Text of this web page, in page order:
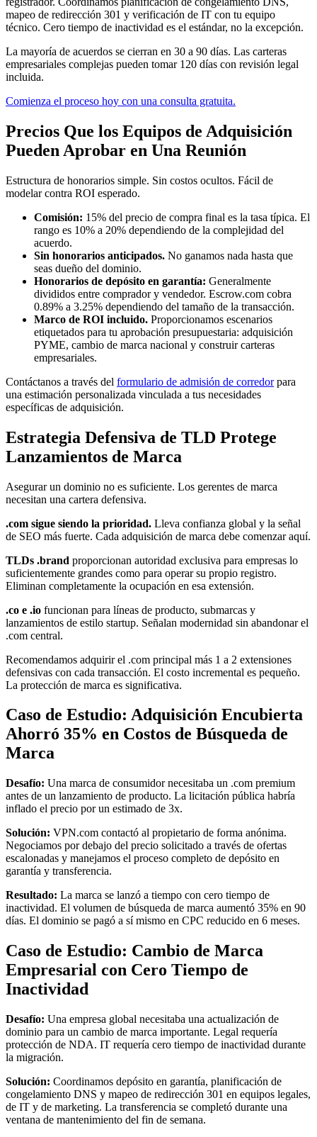
mapeo de redirección 301 y verificación de IT con tu equipo
técnico. Cero tiempo de inactividad es el estándar, no la excepción.
La mayoría de acuerdos se cierran en 30 a 90 días. Las carteras
empresariales complejas pueden tomar 120 días con revisión legal
incluida.
Comienza el proceso hoy con una consulta gratuita.
Precios Que los Equipos de Adquisición
Pueden Aprobar en Una Reunión
Estructura de honorarios simple. Sin costos ocultos. Fácil de
modelar contra ROI esperado.
Comisión: 15% del precio de compra final es la tasa típica. El
rango es 10% a 20% dependiendo de la complejidad del
acuerdo.
Sin honorarios anticipados. No ganamos nada hasta que
seas dueño del dominio.
Honorarios de depósito en garantía: Generalmente
divididos entre comprador y vendedor. Escrow.com cobra
0.89% a 3.25% dependiendo del tamaño de la transacción.
Marco de ROI incluido. Proporcionamos escenarios
etiquetados para tu aprobación presupuestaria: adquisición
PYME, cambio de marca nacional y construir carteras
empresariales.
Contáctanos a través del formulario de admisión de corredorpara
una estimación personalizada vinculada a tus necesidades
específicas de adquisición.
Estrategia Defensiva de TLD Protege
Lanzamientos de Marca
Asegurar un dominio no es suficiente. Los gerentes de marca
necesitan una cartera defensiva.
.com sigue siendo la prioridad. Lleva confianza global y la señal
de SEO más fuerte. Cada adquisición de marca debe comenzar aquí.
TLDs .brand proporcionan autoridad exclusiva para empresas lo
suficientemente grandes como para operar su propio registro.
Eliminan completamente la ocupación en esa extensión.
.co e .io funcionan para líneas de producto, submarcas y
lanzamientos de estilo startup. Señalan modernidad sin abandonar el
.com central.
Recomendamos adquirir el .com principal más 1 a 2 extensiones
defensivas con cada transacción. El costo incremental es pequeño.
La protección de marca es significativa.
Caso de Estudio: Adquisición Encubierta
Ahorró 35% en Costos de Búsqueda de
Marca
Desafío: Una marca de consumidor necesitaba un .com premium
antes de un lanzamiento de producto. La licitación pública habría
inflado el precio por un estimado de 3x.
Solución: VPN.com contactó al propietario de forma anónima.
Negociamos por debajo del precio solicitado a través de ofertas
escalonadas y manejamos el proceso completo de depósito en
garantía y transferencia.
Resultado: La marca se lanzó a tiempo con cero tiempo de
inactividad. El volumen de búsqueda de marca aumentó 35% en 90
días. El dominio se pagó a sí mismo en CPC reducido en 6 meses.
Caso de Estudio: Cambio de Marca
Empresarial con Cero Tiempo de
Inactividad
Desafío: Una empresa global necesitaba una actualización de
dominio para un cambio de marca importante. Legal requería
protección de NDA. IT requería cero tiempo de inactividad durante
la migración.
Solución: Coordinamos depósito en garantía, planificación de
congelamiento DNS y mapeo de redirección 301 en equipos legales,
de IT y de marketing. La transferencia se completó durante una
ventana de mantenimiento del fin de semana.